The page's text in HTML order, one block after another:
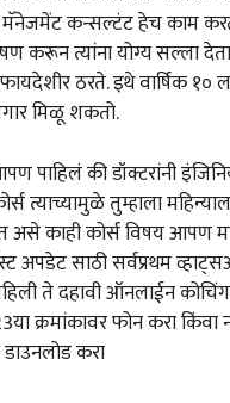
कन्सल्टंट हेच काम
करून त्यांना योग्य सल्ला
ठरते. इथे वार्षिक १०
मिळू शकतो.
पाहिलं की डॉक्टरांनी
त्याच्यामुळे तुम्हाला
काही कोर्स विषय आपण
अपडेट साठी सर्वप्रथम
ते दहावी ऑनलाईन
क्रमांकावर फोन करा किंवा
करा